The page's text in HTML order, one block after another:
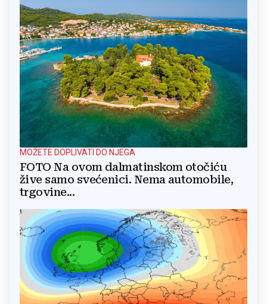
MOŽETE DOPLIVATI DO NJEGA
FOTO Na ovom dalmatinskom otočiću
žive samo svećenici. Nema automobile,
trgovine...